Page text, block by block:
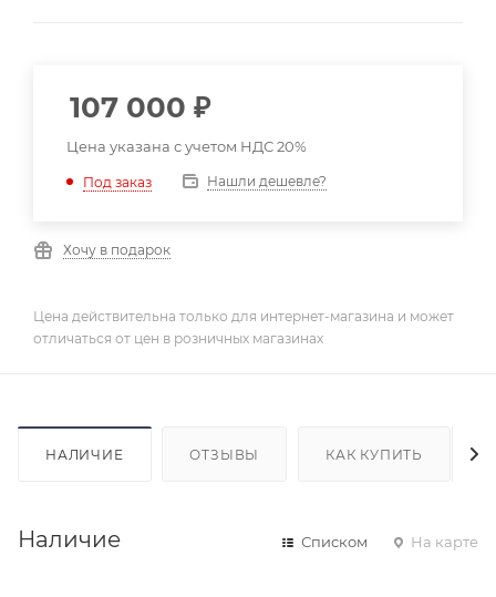
107 000 ₽
Цена указана с учетом НДС 20%
Под заказ Нашли дешевле?
Хочу в подарок
Цена действительна только для интернет-магазина и может
отличаться от цен в розничных магазинах
НАЛИЧИЕ ОТЗЫВЫ КАК КУПИТЬ
Наличие Списком На карте